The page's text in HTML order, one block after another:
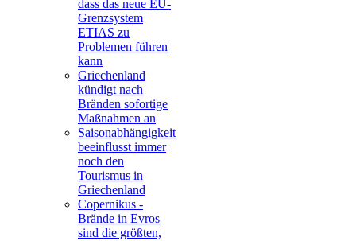
dass das neue EU-
Grenzsystem
ETIAS zu
Problemen führen
kann
Griechenland
kündigt nach
Bränden sofortige
Maßnahmen an
Saisonabhängigkeit
beeinflusst immer
noch den
Tourismus in
Griechenland
Copernikus -
Brände in Evros
sind die größten,